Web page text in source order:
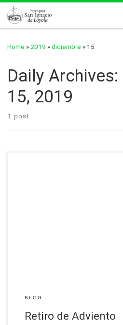
Skip to content
Home » 2019 » diciembre » 15
Daily Archives:
15, 2019
1 post
BLOG
Retiro de Adviento